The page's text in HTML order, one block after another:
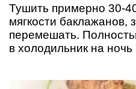
Тушить примерно 30-
мягкости баклажанов,
перемешать.
в холодильник на